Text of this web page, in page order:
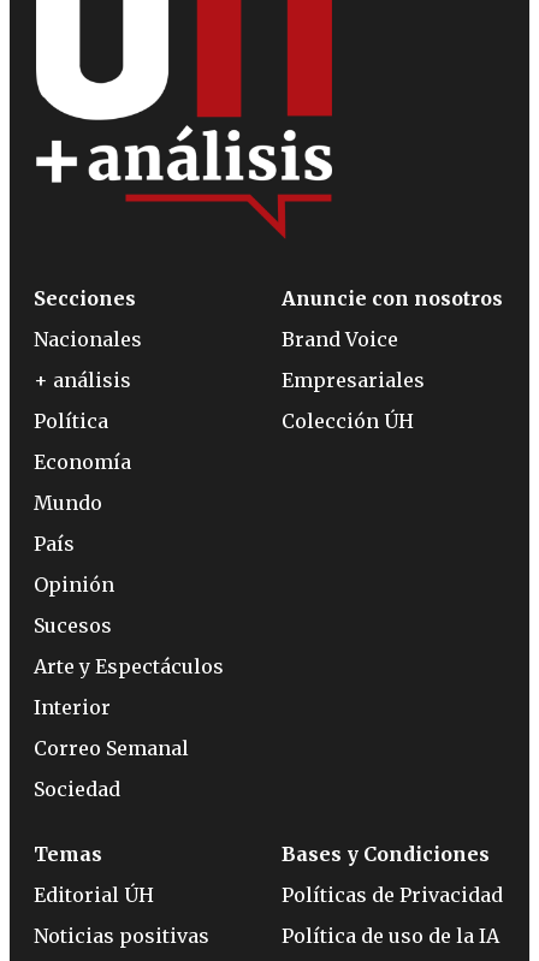
Secciones
Nacionales
+ análisis
Política
Economía
Mundo
País
Opinión
Sucesos
Arte y Espectáculos
Interior
Correo Semanal
Sociedad
Anuncie con nosotros
Brand Voice
Empresariales
Colección ÚH
Temas
Editorial ÚH
Noticias positivas
Bases y Condiciones
Políticas de Privacidad
Política de uso de la IA